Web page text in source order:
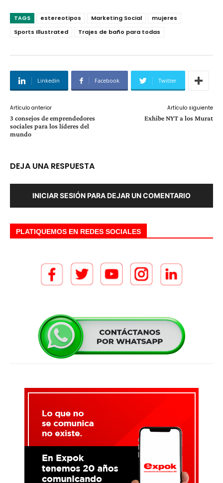
TAGS estereotipos Marketing Social
mujeres
Sports Illustrated
Trajes de baño para todas
Linkedin Facebook Twitter
Artículo anterior
3 consejos de emprendedores
sociales para los líderes del
mundo
Artículo siguiente
Exhibe NYT a los Murat
DEJA UNA RESPUESTA
INICIAR SESIÓN PARA DEJAR UN COMENTARIO
PLATIQUEMOS EN REDES SOCIALES